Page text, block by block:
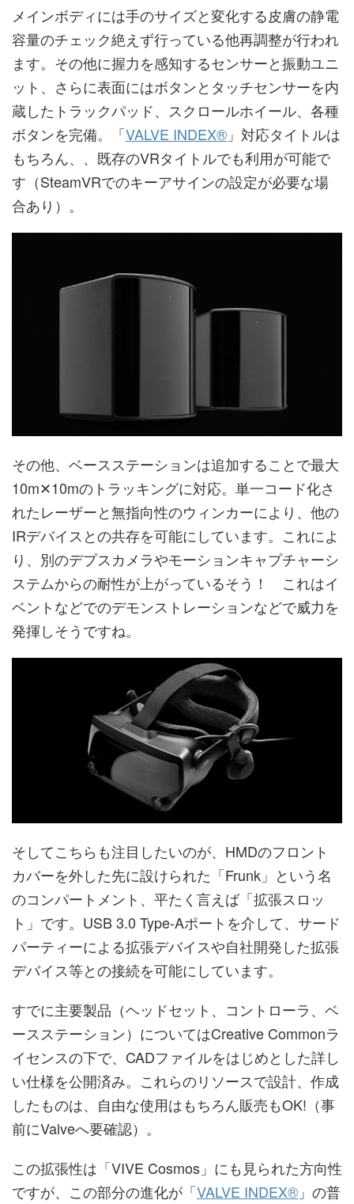
メインボディには手のサイズと変化する皮膚の静電
容量のチェック絶えず行っている他再調整が行われ
ます。その他に握力を感知するセンサーと振動ユニ
ット、さらに表面にはボタンとタッチセンサーを内
蔵したトラックパッド、スクロールホイール、各種
ボタンを完備。「VALVE INDEX® 」対応タイトルは
もちろん、、既存のVRタイトルでも利用が可能で
す（SteamVRでのキーアサインの設定が必要な場
合あり）。
その他、ベースステーションは追加することで最大
10m✕10mのトラッキングに対応。単一コード化さ
れたレーザーと無指向性のウィンカーにより、他の
IRデバイスとの共存を可能にしています。これによ
り、別のデプスカメラやモーションキャプチャーシ
ステムからの耐性が上がっているそう！ これはイ
ベントなどでのデモンストレーションなどで威力を
発揮しそうですね。
そしてこちらも注目したいのが、HMDのフロント
カバーを外した先に設けられた「Frunk」という名
のコンパートメント、平たく言えば「拡張スロッ
ト」です。USB 3.0 Type-Aポートを介して、サード
パーティーによる拡張デバイスや自社開発した拡張
デバイス等との接続を可能にしています。
すでに主要製品（ヘッドセット、コントローラ、ベ
ースステーション）についてはCreative Commonラ
イセンスの下で、CADファイルをはじめとした詳し
い仕様を公開済み。これらのリソースで設計、作成
したものは、自由な使用はもちろん販売もOK!（事
前にValveへ要確認）。
この拡張性は「VIVE Cosmos」にも見られた方向性
ですが、この部分の進化が「VALVE INDEX® 」の普